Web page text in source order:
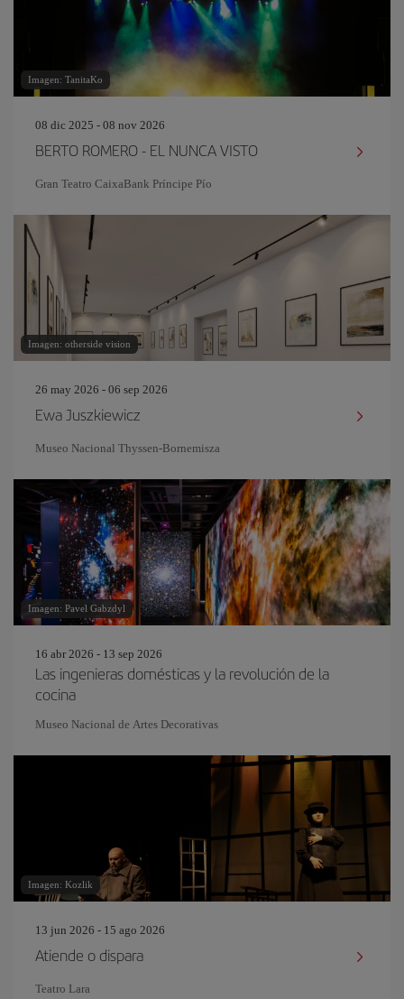
Imagen: TanitaKo
08 dic 2025 - 08 nov 2026
BERTO ROMERO - EL NUNCA VISTO
Gran Teatro CaixaBank Príncipe Pío
Imagen: otherside vision
26 may 2026 - 06 sep 2026
Ewa Juszkiewicz
Museo Nacional Thyssen-Bornemisza
Imagen: Pavel Gabzdyl
16 abr 2026 - 13 sep 2026
Las ingenieras domésticas y la revolución de la
cocina
Museo Nacional de Artes Decorativas
Imagen: Kozlik
13 jun 2026 - 15 ago 2026
Atiende o dispara
Teatro Lara